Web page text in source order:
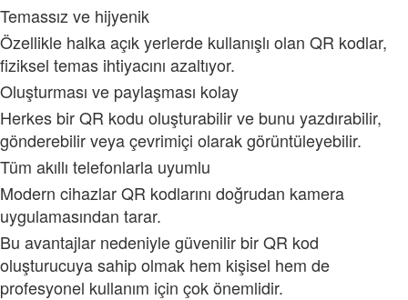
Temassız ve hijyenik
Özellikle halka açık yerlerde kullanışlı olan QR kodlar,
fiziksel temas ihtiyacını azaltıyor.
Oluşturması ve paylaşması kolay
Herkes bir QR kodu oluşturabilir ve bunu yazdırabilir,
gönderebilir veya çevrimiçi olarak görüntüleyebilir.
Tüm akıllı telefonlarla uyumlu
Modern cihazlar QR kodlarını doğrudan kamera
uygulamasından tarar.
Bu avantajlar nedeniyle güvenilir bir QR kod
oluşturucuya sahip olmak hem kişisel hem de
profesyonel kullanım için çok önemlidir.